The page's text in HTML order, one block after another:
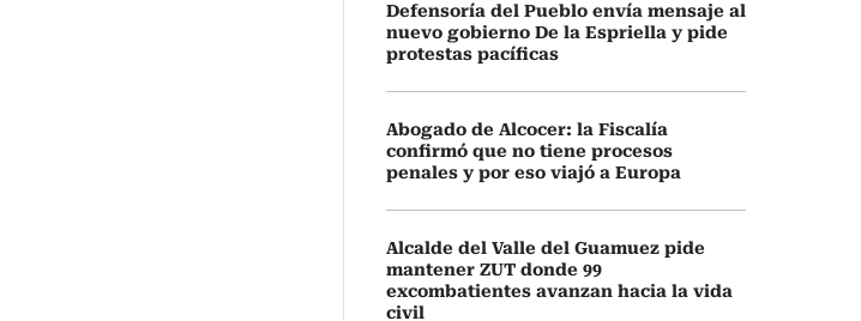
Defensoría del Pueblo envía mensaje al
nuevo gobierno De la Espriella y pide
protestas pacíficas
Abogado de Alcocer: la Fiscalía
confirmó que no tiene procesos
penales y por eso viajó a Europa
Alcalde del Valle del Guamuez pide
mantener ZUT donde 99
excombatientes avanzan hacia la vida
civil